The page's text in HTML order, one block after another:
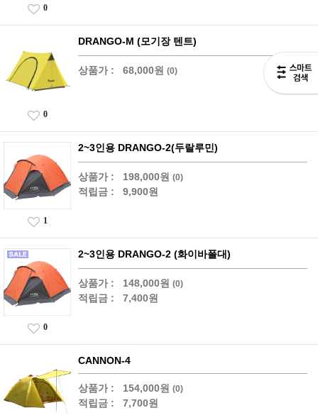
0
DRANGO-M (모기장 텐트)
상품가 : 68,000원 (0)
0
2~3인용 DRANGO-2(두랄루민)
상품가 : 198,000원 (0)
적립금 : 9,900원
1
2~3인용 DRANGO-2 (화이바폴대)
상품가 : 148,000원 (0)
적립금 : 7,400원
0
CANNON-4
상품가 : 154,000원 (0)
적립금 : 7,700원